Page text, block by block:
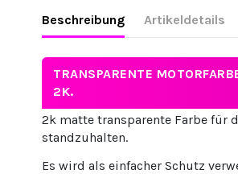
Beschreibung Artikeldetails
TRANSPARENTE
2K.
2k matte transparente Farbe für
standzuhalten.
Es wird als einfacher Schutz